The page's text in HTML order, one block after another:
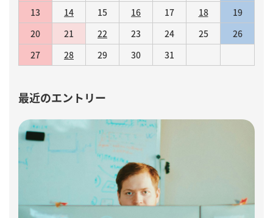
13
14 15 16 17 18
19
20
21 22 23 24 25
26
27
28 29 30 31
最近のエントリー